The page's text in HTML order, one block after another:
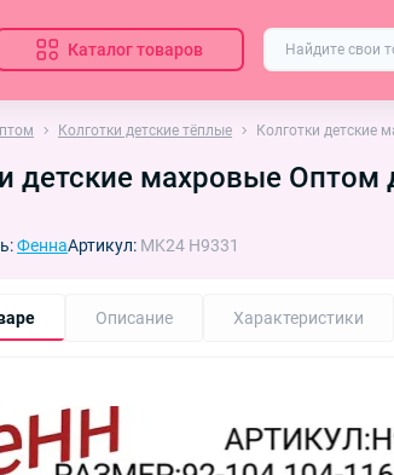
Каталог товаров
Колготки детские тёплые Колготки детские
детские махровые
ФеннаАртикул: MK24 H9331
Описание Характеристики